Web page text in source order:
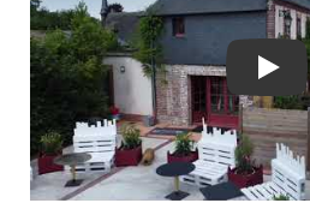
Play